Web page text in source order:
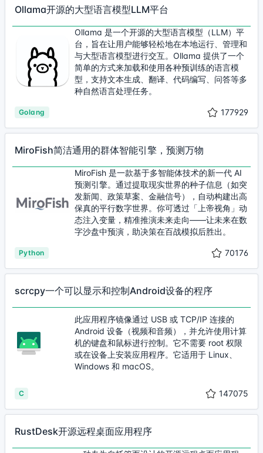
Ollama开源的大型语言模型LLM平台
Ollama 是一个开源的大型语言模型（LLM）平
台，旨在让用户能够轻松地在本地运行、管理和
与大型语言模型进行交互。Ollama 提供了一个
简单的方式来加载和使用各种预训练的语言模
型，支持文本生成、翻译、代码编写、问答等多
种自然语言处理任务。
Golang 177929
MiroFish简洁通用的群体智能引擎，预测万物
MiroFish 是一款基于多智能体技术的新一代 AI
预测引擎。通过提取现实世界的种子信息（如突
发新闻、政策草案、金融信号），自动构建出高
保真的平行数字世界。你可透过「上帝视角」动
态注入变量，精准推演未来走向——让未来在数
字沙盘中预演，助决策在百战模拟后胜出。
Python 70176
scrcpy一个可以显示和控制Android设备的程序
此应用程序镜像通过 USB 或 TCP/IP 连接的
Android 设备（视频和音频），并允许使用计算
机的键盘和鼠标进行控制。它不需要 root 权限
或在设备上安装应用程序。它适用于 Linux、
Windows 和 macOS。
C 147075
RustDesk开源远程桌面应用程序